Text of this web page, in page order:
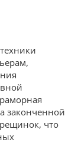
законченной
что